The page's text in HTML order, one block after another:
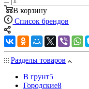
В корзину
Список брендов
Разделы товаров
В грунт5
Городские8